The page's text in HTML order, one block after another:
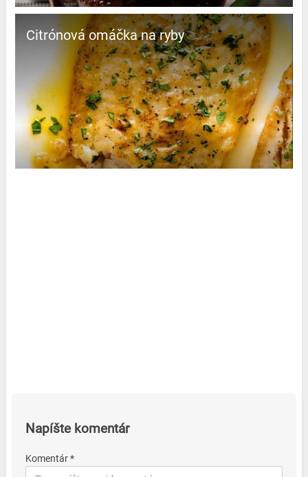
Citrónová omáčka na ryby
Napíšte komentár
Komentár *